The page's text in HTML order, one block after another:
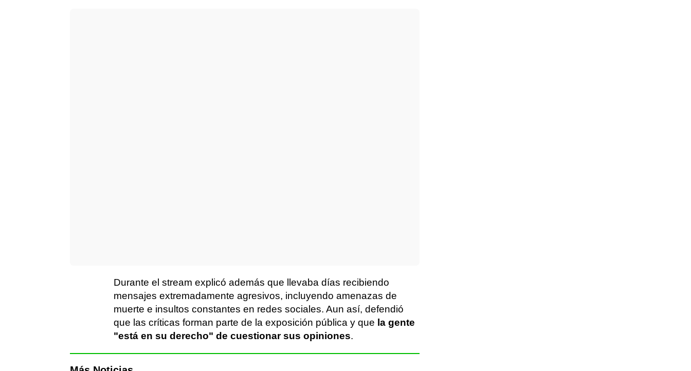
Durante el stream explicó además que llevaba días recibiendo
mensajes extremadamente agresivos, incluyendo amenazas de
muerte e insultos constantes en redes sociales. Aun así, defendió
que las críticas forman parte de la exposición pública y que la gente
"está en su derecho" de cuestionar sus opiniones.